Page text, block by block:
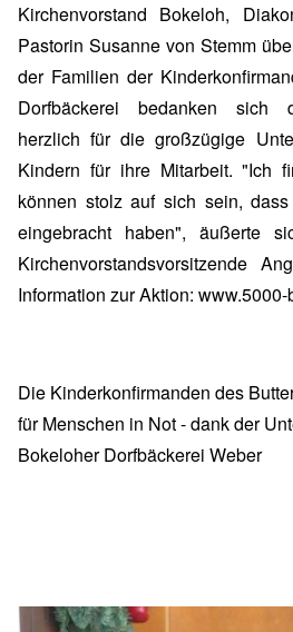
Kirchenvorstand Bokeloh,
Pastorin Susanne von Stemm
der Familien der
Dorfbäckerei bedanken sich
herzlich für die großzügige
Kindern für ihre Mitarbeit. "Ich
können stolz auf sich sein,
eingebracht haben", äußerte
Kirchenvorstandsvorsitzende
Information zur Aktion: www.5000-
Die Kinderkonfirmanden des
für Menschen in Not - dank der
Bokeloher Dorfbäckerei Weber